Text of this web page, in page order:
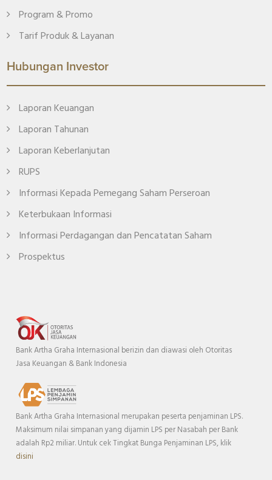
Program & Promo
Tarif Produk & Layanan
Hubungan Investor
Laporan Keuangan
Laporan Tahunan
Laporan Keberlanjutan
RUPS
Informasi Kepada Pemegang Saham Perseroan
Keterbukaan Informasi
Informasi Perdagangan dan Pencatatan Saham
Prospektus
Bank Artha Graha Internasional berizin dan diawasi oleh Otoritas
Jasa Keuangan & Bank Indonesia
Bank Artha Graha Internasional merupakan peserta penjaminan LPS.
Maksimum nilai simpanan yang dijamin LPS per Nasabah per Bank
adalah Rp2 miliar. Untuk cek Tingkat Bunga Penjaminan LPS, klik
disini